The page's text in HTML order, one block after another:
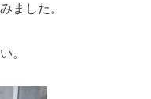
ました。
。